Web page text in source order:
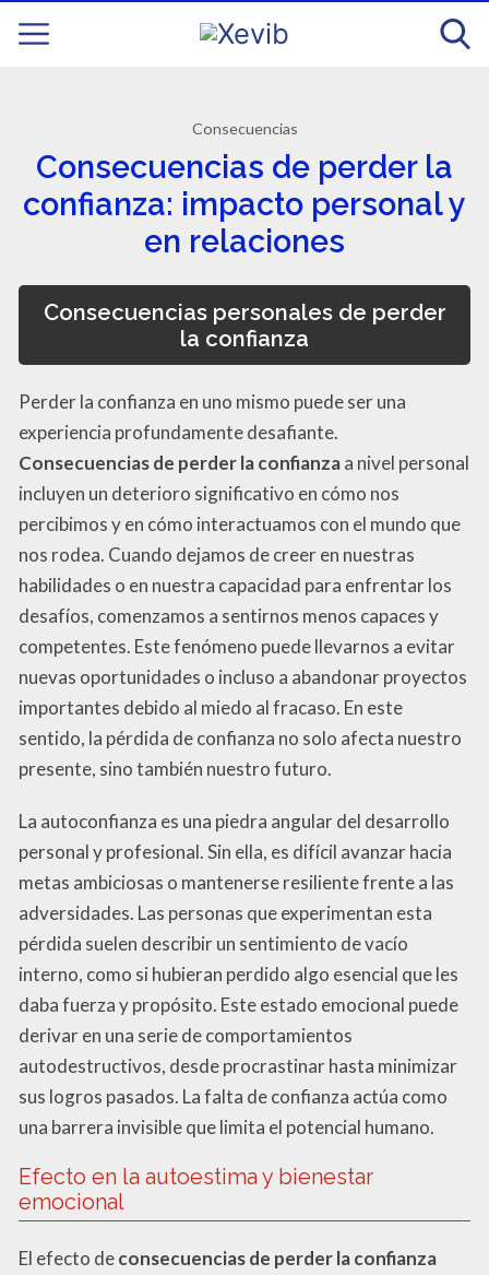
Consecuencias
Consecuencias de perder la
confianza: impacto personal y
en relaciones
Consecuencias personales de perder
la confianza
Perder la confianza en uno mismo puede ser una
experiencia profundamente desafiante.
Consecuencias de perder la confianzaa nivel personal
incluyen un deterioro significativo en cómo nos
percibimos y en cómo interactuamos con el mundo que
nos rodea. Cuando dejamos de creer en nuestras
habilidades o en nuestra capacidad para enfrentar los
desafíos, comenzamos a sentirnos menos capaces y
competentes. Este fenómeno puede llevarnos a evitar
nuevas oportunidades o incluso a abandonar proyectos
importantes debido al miedo al fracaso. En este
sentido, la pérdida de confianza no solo afecta nuestro
presente, sino también nuestro futuro.
La autoconfianza es una piedra angular del desarrollo
personal y profesional. Sin ella, es difícil avanzar hacia
metas ambiciosas o mantenerse resiliente frente a las
adversidades. Las personas que experimentan esta
pérdida suelen describir un sentimiento de vacío
interno, como si hubieran perdido algo esencial que les
daba fuerza y propósito. Este estado emocional puede
derivar en una serie de comportamientos
autodestructivos, desde procrastinar hasta minimizar
sus logros pasados. La falta de confianza actúa como
una barrera invisible que limita el potencial humano.
Efecto en la autoestima y bienestar
emocional
El efecto deconsecuencias de perder la confianza